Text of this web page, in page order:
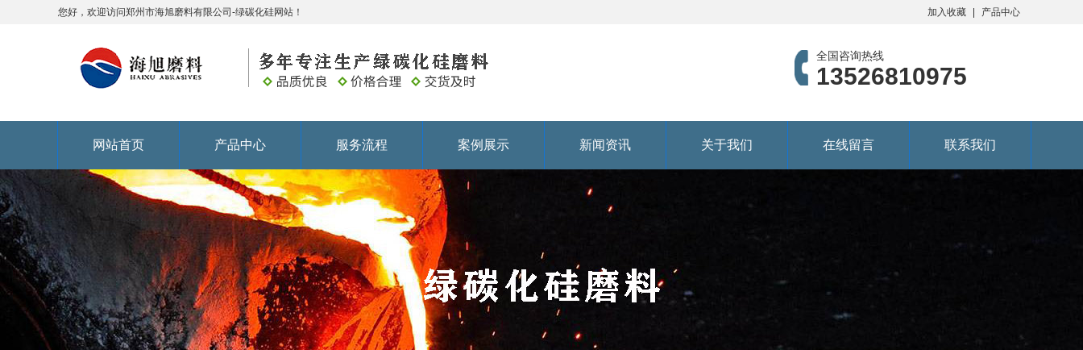
您好，欢迎访问郑州市海旭磨料有限公司-绿碳化硅网站！ 加入收藏 产品中心
全国咨询热线
13526810975
网站首页 产品中心 服务流程 案例展示 新闻资讯 关于我们 在线留言 联系我们